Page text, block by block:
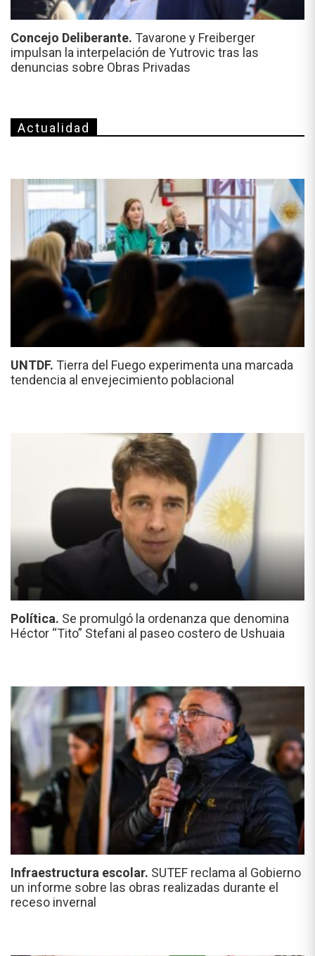
Concejo Deliberante. Tavarone y Freiberger
impulsan la interpelación de Yutrovic tras las
denuncias sobre Obras Privadas
Actualidad
UNTDF. Tierra del Fuego experimenta una marcada
tendencia al envejecimiento poblacional
Política. Se promulgó la ordenanza que denomina
Héctor “Tito” Stefani al paseo costero de Ushuaia
Infraestructura escolar. SUTEF reclama al Gobierno
un informe sobre las obras realizadas durante el
receso invernal